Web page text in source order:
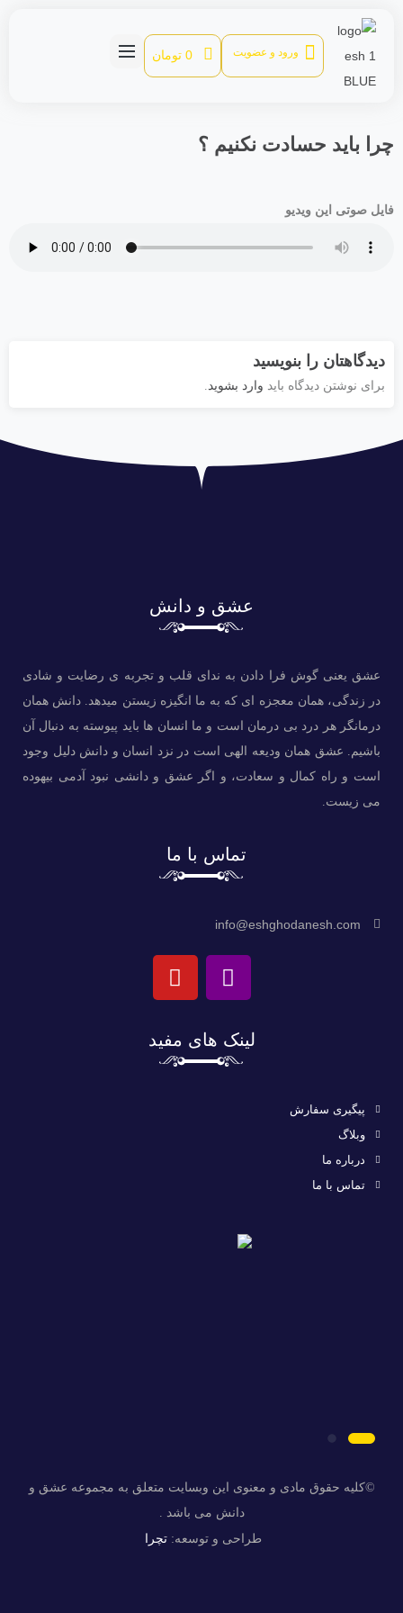
ورود و عضویت تومان
باید حسادت نکنیم ؟
صوتی این ویدیو
دیدگاهتان را بنویسید
برای نوشتن دیدگاه بایدوارد بشوید.
عشق و دانش
عشق یعنی گوش فرا دادن به ندای قلب و تجربه ی رضایت و شادی
در زندگی، همان معجزه ای که به ما انگیزه زیستن میدهد. دانش همان
درمانگر هر درد بی درمان است و ما انسان ها باید پیوسته به دنبال آن
باشیم. عشق همان ‌ودیعه الهی است در نزد انسان و دانش دلیل وجود
است و راه کمال و سعادت، و اگر عشق و دانشی نبود آدمی بیهوده
می زیست.
تماس با ما
info@eshghodanesh.com
لینک های مفید
پیگیری سفارش
وبلاگ
درباره ما
تماس با ما
©کلیه حقوق مادی و معنوی این وبسایت متعلق به مجموعه عشق و
دانش می باشد .
طراحی و توسعه:تچرا